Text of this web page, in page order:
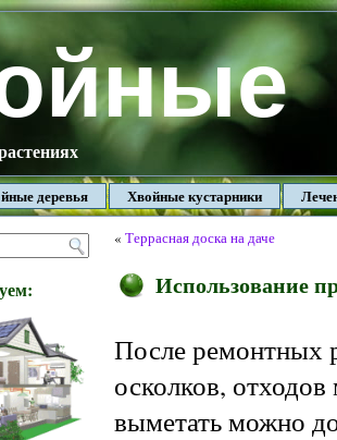
деревья Хвойные кустарники
« Террасная доска на даче
Использование
После ремонтных
осколков,
выметать можно